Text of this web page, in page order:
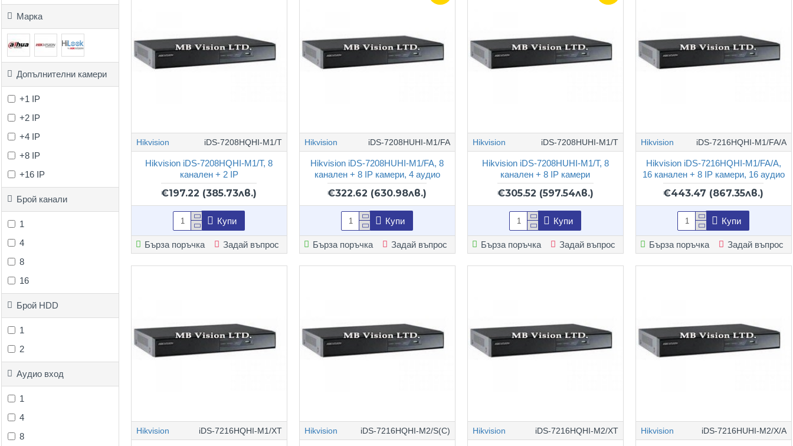
Марка
Допълнителни камери
+1 IP
+2 IP
+4 IP
+8 IP
+16 IP
Брой канали
1
4
8
16
Брой HDD
1
2
Аудио вход
1
4
8
Hikvision iDS-7208HQHI-M1/T
Hikvision iDS-7208HQHI-M1/T, 8
канален + 2 IP
€197.22 (385.73лв.)
Купи
Бърза поръчка Задай въпрос
Hikvision iDS-7208HUHI-M1/FA
Hikvision iDS-7208HUHI-M1/FA, 8
канален + 8 IP камери, 4 аудио
€322.62 (630.98лв.)
Купи
Бърза поръчка Задай въпрос
Hikvision iDS-7208HUHI-M1/T
Hikvision iDS-7208HUHI-M1/T, 8
канален + 8 IP камери
€305.52 (597.54лв.)
Купи
Бърза поръчка Задай въпрос
Hikvision iDS-7216HQHI-M1/FA/A
Hikvision iDS-7216HQHI-M1/FA/A,
16 канален + 8 IP камери, 16 аудио
€443.47 (867.35лв.)
Купи
Бърза поръчка Задай въпрос
Hikvision iDS-7216HQHI-M1/XT Hikvision iDS-7216HQHI-M2/S(C) Hikvision iDS-7216HQHI-M2/XT Hikvision iDS-7216HUHI-M2/X/A